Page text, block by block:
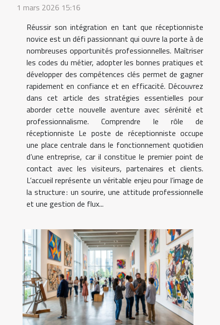
1 mars 2026 15:16
Réussir son intégration en tant que réceptionniste
novice est un défi passionnant qui ouvre la porte à de
nombreuses opportunités professionnelles. Maîtriser
les codes du métier, adopter les bonnes pratiques et
développer des compétences clés permet de gagner
rapidement en confiance et en efficacité. Découvrez
dans cet article des stratégies essentielles pour
aborder cette nouvelle aventure avec sérénité et
professionnalisme. Comprendre le rôle de
réceptionniste Le poste de réceptionniste occupe
une place centrale dans le fonctionnement quotidien
d’une entreprise, car il constitue le premier point de
contact avec les visiteurs, partenaires et clients.
L’accueil représente un véritable enjeu pour l’image de
la structure : un sourire, une attitude professionnelle
et une gestion de flux...